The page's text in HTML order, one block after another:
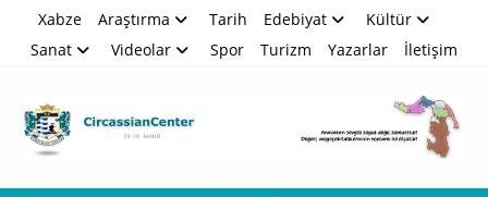
Xabze Araştırma Tarih Edebiyat
Kültür
Sanat
Videolar Spor Turizm Yazarlar İletişim